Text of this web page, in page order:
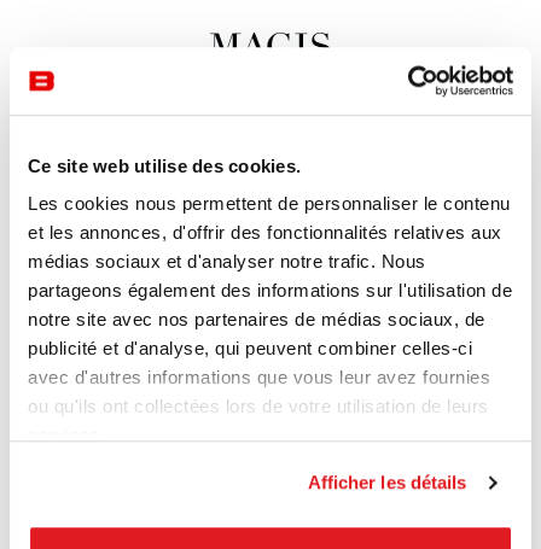
Ce site web utilise des cookies.
Les cookies nous permettent de personnaliser le contenu
et les annonces, d'offrir des fonctionnalités relatives aux
médias sociaux et d'analyser notre trafic. Nous
partageons également des informations sur l'utilisation de
notre site avec nos partenaires de médias sociaux, de
publicité et d'analyse, qui peuvent combiner celles-ci
avec d'autres informations que vous leur avez fournies
ou qu'ils ont collectées lors de votre utilisation de leurs
Afficher les détails